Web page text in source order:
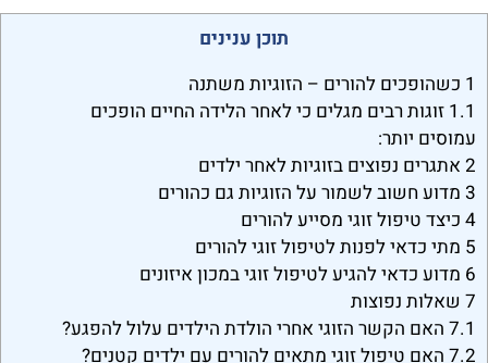
תוכן ענינים
1 כשהופכים להורים – הזוגיות משתנה
1.1 זוגות רבים מגלים כי לאחר הלידה החיים הופכים
עמוסים יותר:
2 אתגרים נפוצים בזוגיות לאחר ילדים
3 מדוע חשוב לשמור על הזוגיות גם כהורים
4 כיצד טיפול זוגי מסייע להורים
5 מתי כדאי לפנות לטיפול זוגי להורים
6 מדוע כדאי להגיע לטיפול זוגי במכון איזונים
7 שאלות נפוצות
7.1 האם הקשר הזוגי אחרי הולדת הילדים עלול להפגע?
7.2 האם טיפול זוגי מתאים להורים עם ילדים קטנים?